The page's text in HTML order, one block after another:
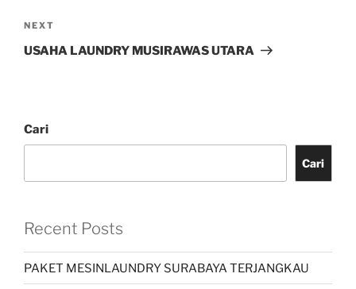
NEXT
USAHA LAUNDRY MUSIRAWAS UTARA
Cari
Cari
Recent Posts
PAKET MESINLAUNDRY SURABAYA TERJANGKAU